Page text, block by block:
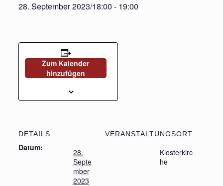
28. September 2023/18:00 - 19:00
Zum Kalender
hinzufügen
DETAILS
Datum:
28.
Septe
mber
2023
VERANSTALTUNGSORT
Klosterkirc
he